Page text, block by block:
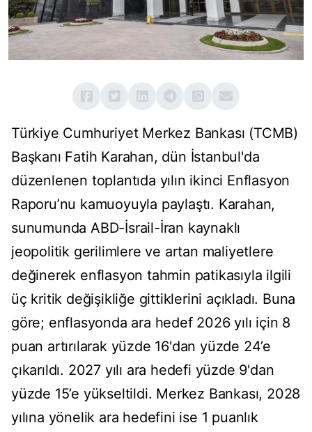
Türkiye Cumhuriyet Merkez Bankası (TCMB)
Başkanı Fatih Karahan, dün İstanbul'da
düzenlenen toplantıda yılın ikinci Enflasyon
Raporu’nu kamuoyuyla paylaştı. Karahan,
sunumunda ABD-İsrail-İran kaynaklı
jeopolitik gerilimlere ve artan maliyetlere
değinerek enflasyon tahmin patikasıyla ilgili
üç kritik değişikliğe gittiklerini açıkladı. Buna
göre; enflasyonda ara hedef 2026 yılı için 8
puan artırılarak yüzde 16'dan yüzde 24’e
çıkarıldı. 2027 yılı ara hedefi yüzde 9'dan
yüzde 15’e yükseltildi. Merkez Bankası, 2028
yılına yönelik ara hedefini ise 1 puanlık